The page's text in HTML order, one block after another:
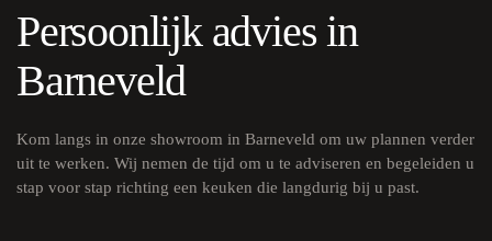
Persoonlijk advies in
Barneveld
Kom langs in onze showroom in Barneveld om uw plannen verder
uit te werken. Wij nemen de tijd om u te adviseren en begeleiden u
stap voor stap richting een keuken die langdurig bij u past.